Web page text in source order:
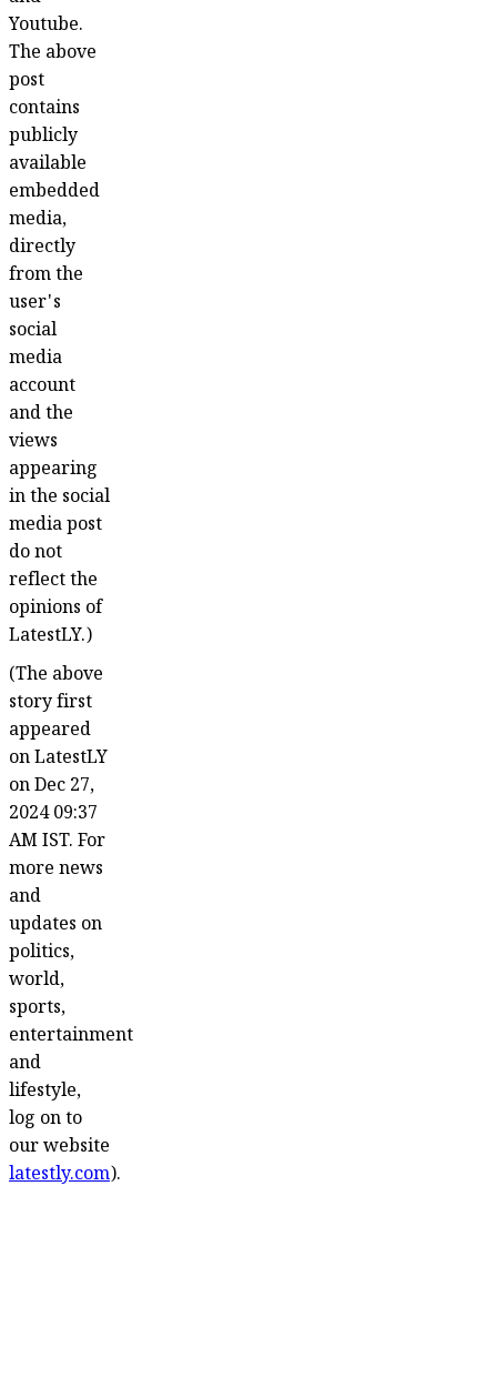
Youtube.
The above
post
contains
publicly
available
embedded
media,
directly
from the
user's
social
media
account
and the
views
appearing
in the social
media post
do not
reflect the
opinions of
LatestLY.)
(The above
story first
appeared
on LatestLY
on Dec 27,
2024 09:37
AM IST. For
more news
and
updates on
politics,
world,
sports,
entertainment
and
lifestyle,
log on to
our website
latestly.com).